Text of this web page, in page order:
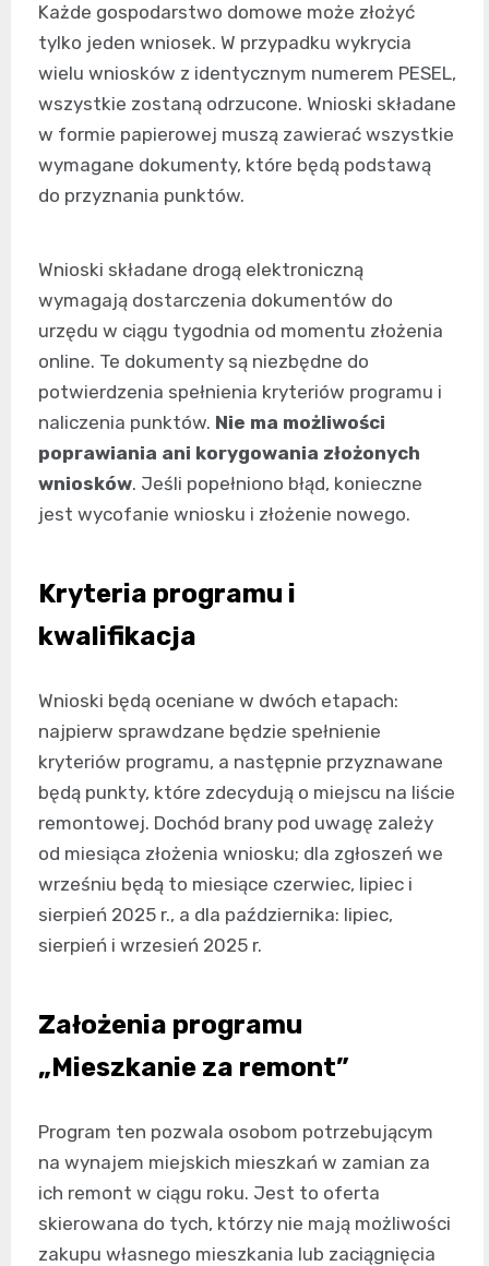
Każde gospodarstwo domowe może złożyć
tylko jeden wniosek. W przypadku wykrycia
wielu wniosków z identycznym numerem PESEL,
wszystkie zostaną odrzucone. Wnioski składane
w formie papierowej muszą zawierać wszystkie
wymagane dokumenty, które będą podstawą
do przyznania punktów.
Wnioski składane drogą elektroniczną
wymagają dostarczenia dokumentów do
urzędu w ciągu tygodnia od momentu złożenia
online. Te dokumenty są niezbędne do
potwierdzenia spełnienia kryteriów programu i
naliczenia punktów. Nie ma możliwości
poprawiania ani korygowania złożonych
wniosków. Jeśli popełniono błąd, konieczne
jest wycofanie wniosku i złożenie nowego.
Kryteria programu i
kwalifikacja
Wnioski będą oceniane w dwóch etapach:
najpierw sprawdzane będzie spełnienie
kryteriów programu, a następnie przyznawane
będą punkty, które zdecydują o miejscu na liście
remontowej. Dochód brany pod uwagę zależy
od miesiąca złożenia wniosku; dla zgłoszeń we
wrześniu będą to miesiące czerwiec, lipiec i
sierpień 2025 r., a dla października: lipiec,
sierpień i wrzesień 2025 r.
Założenia programu
„Mieszkanie za remont”
Program ten pozwala osobom potrzebującym
na wynajem miejskich mieszkań w zamian za
ich remont w ciągu roku. Jest to oferta
skierowana do tych, którzy nie mają możliwości
zakupu własnego mieszkania lub zaciągnięcia